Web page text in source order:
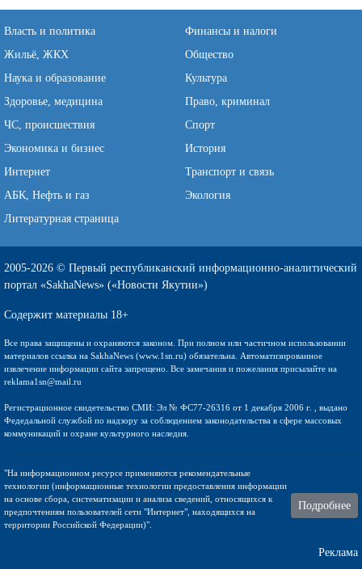
Власть и политика
Финансы и налоги
Жильё, ЖКХ
Общество
Наука и образование
Культура
Здоровье, медицина
Право, криминал
ЧС, происшествия
Спорт
Экономика и бизнес
История
Интернет
Транспорт и связь
АБК, Нефть и газ
Экология
Литературная страница
2005-2026 © Первый республиканский информационно-аналитический
портал «SakhaNews» («Новости Якутии»)
Содержит материалы 18+
Все права защищены и охраняются законом. При полном или частичном использовании
материалов ссылка на SakhaNews (www.1sn.ru) обязательна. Автоматизированное
извлечение информации сайта запрещено. Все замечания и пожелания присылайте на
reklama1sn@mail.ru
Регистрационное свидетельство СМИ: Эл № ФС77-26316 от 1 декабря 2006 г. , выдано
Федедальной службой по надзору за соблюдением законодательства в сфере массовых
коммуникаций и охране культурного наследия.
"На информационном ресурсе применяются рекомендательные
технологии (информационные технологии предоставления информации
на основе сбора, систематизации и анализа сведений, относящихся к
предпочтениям пользователей сети "Интернет", находящихся на
территории Российской Федерации)".
Подробнее
Реклама